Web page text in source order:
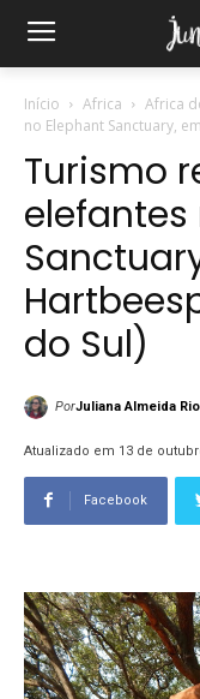
Início Africa Africa
no Elephant Sanctuary,
Turismo
elefantes
do Sul)
PorJuliana Almeida
Atualizado em 13 de
Facebook